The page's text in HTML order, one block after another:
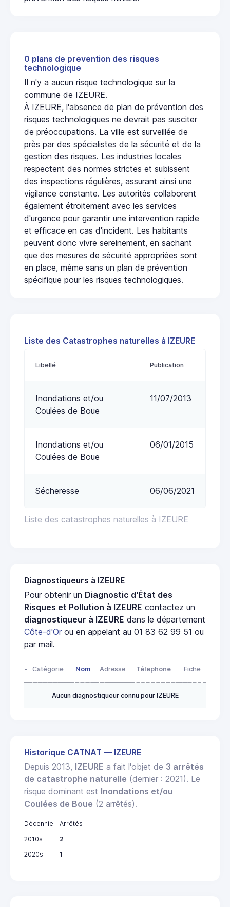
0 plans de prevention des risques
technologique
Il n'y a aucun risque technologique sur la
commune de IZEURE.
À IZEURE, l'absence de plan de prévention des
risques technologiques ne devrait pas susciter
de préoccupations. La ville est surveillée de
près par des spécialistes de la sécurité et de la
gestion des risques. Les industries locales
respectent des normes strictes et subissent
des inspections régulières, assurant ainsi une
vigilance constante. Les autorités collaborent
également étroitement avec les services
d'urgence pour garantir une intervention rapide
et efficace en cas d'incident. Les habitants
peuvent donc vivre sereinement, en sachant
que des mesures de sécurité appropriées sont
en place, même sans un plan de prévention
spécifique pour les risques technologiques.
Liste des Catastrophes naturelles à IZEURE
Liste des catastrophes naturelles à IZEURE
Libellé Publication
Inondations et/ou
Coulées de Boue
11/07/2013
Inondations et/ou
Coulées de Boue
06/01/2015
Sécheresse 06/06/2021
Diagnostiqueurs à IZEURE
Pour obtenir un Diagnostic d'État des
Risques et Pollution à IZEURE contactez un
diagnostiqueur à IZEURE dans le département
Côte-d'Or ou en appelant au 01 83 62 99 51 ou
par mail.
- Catégorie Nom Adresse Télephone Fiche
Aucun diagnostiqueur connu pour IZEURE
Historique CATNAT — IZEURE
Depuis 2013, IZEURE a fait l'objet de 3 arrêtés
de catastrophe naturelle (dernier : 2021). Le
risque dominant est Inondations et/ou
Coulées de Boue (2 arrêtés).
Décennie
Arrêtés
2010s
2
2020s
1